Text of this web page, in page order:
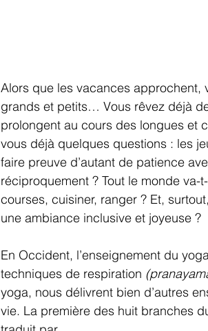
Alors que les vacances approchent,
grands et petits… Vous rêvez déjà
prolongent au cours des longues et
vous déjà quelques questions : les
faire preuve d’autant de patience
réciproquement ? Tout le monde
courses, cuisiner, ranger ? Et,
une ambiance inclusive et joyeuse ?
En Occident, l’enseignement du
techniques de respiration
yoga, nous délivrent bien d’autres
vie. La première des huit branches